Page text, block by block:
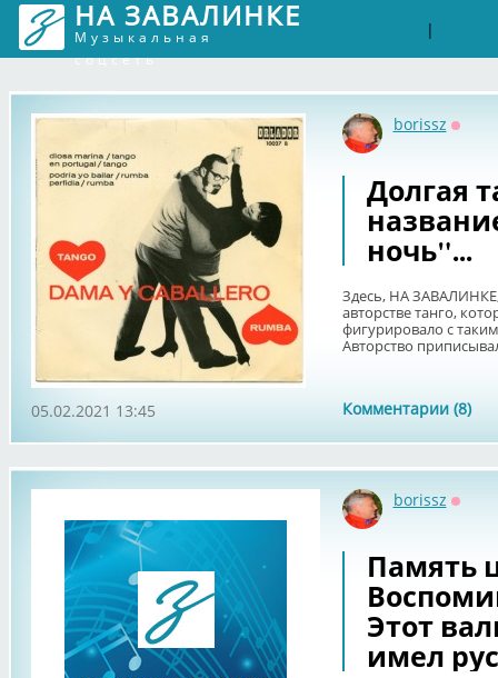
НА ЗАВАЛИНКЕ
Музыкальная
соцсеть
|
borissz
Долгая
ночь"...
Здесь, НА
авторстве танго,
фигурировало с
Авторство
Комментарии (8)
05.02.2021 13:45
borissz
Память
Этот
имел